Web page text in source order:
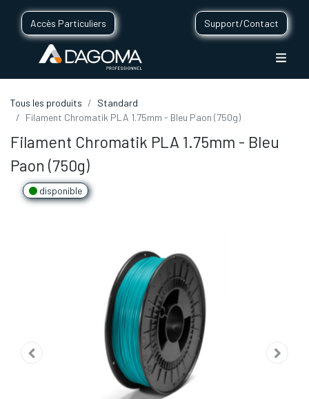
Accès Particuliers Support/Contact
Tous les produits
Standard
Filament Chromatik PLA 1.75mm - Bleu Paon (750g)
Filament Chromatik PLA 1.75mm - Bleu
Paon (750g)
disponible